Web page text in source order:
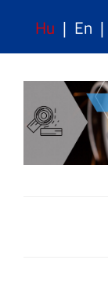
Hu | En |